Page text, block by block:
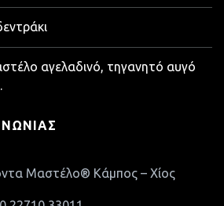
αγελαδινό, τηγανητό αυγό
Μαστέλο® Κάμπος – Χίος